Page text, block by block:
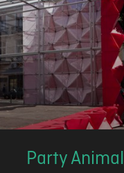
Party Animal